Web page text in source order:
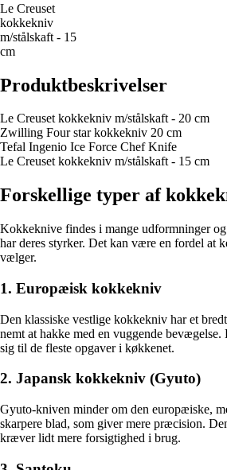
Le Creuset
kokkekniv
m/stålskaft - 15
cm
Produktbeskrivelser
Le Creuset kokkekniv m/stålskaft - 20 cm
Zwilling Four star kokkekniv 20 cm
Tefal Ingenio Ice Force Chef Knife
Le Creuset kokkekniv m/stålskaft - 15 cm
Forskellige typer af
Kokkeknive findes i mange udformninger
har deres styrker. Det kan være en fordel at
vælger.
1. Europæisk kokkekniv
Den klassiske vestlige kokkekniv har et
nemt at hakke med en vuggende bevægelse.
sig til de fleste opgaver i køkkenet.
2. Japansk kokkekniv (Gyuto)
Gyuto-kniven minder om den europæiske,
skarpere blad, som giver mere præcision.
kræver lidt mere forsigtighed i brug.